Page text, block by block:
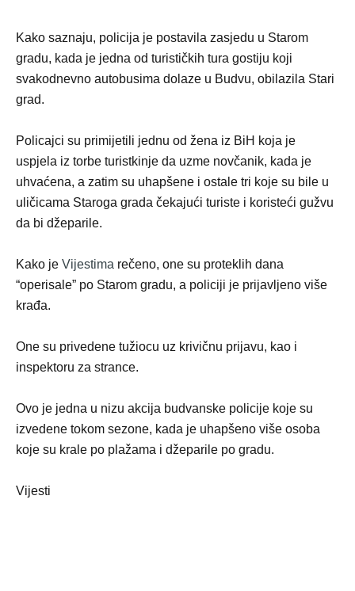
Kako saznaju, policija je postavila zasjedu u Starom
gradu, kada je jedna od turističkih tura gostiju koji
svakodnevno autobusima dolaze u Budvu, obilazila Stari
grad.
Policajci su primijetili jednu od žena iz BiH koja je
uspjela iz torbe turistkinje da uzme novčanik, kada je
uhvaćena, a zatim su uhapšene i ostale tri koje su bile u
uličicama Staroga grada čekajući turiste i koristeći gužvu
da bi džeparile.
Kako je Vijestima rečeno, one su proteklih dana
“operisale” po Starom gradu, a policiji je prijavljeno više
krađa.
One su privedene tužiocu uz krivičnu prijavu, kao i
inspektoru za strance.
Ovo je jedna u nizu akcija budvanske policije koje su
izvedene tokom sezone, kada je uhapšeno više osoba
koje su krale po plažama i džeparile po gradu.
Vijesti